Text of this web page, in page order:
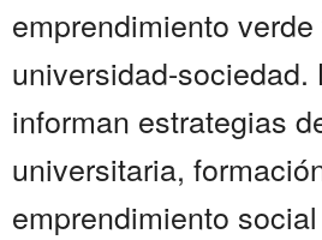
emprendimiento
universidad-sociedad.
informan estrategias
universitaria,
emprendimiento